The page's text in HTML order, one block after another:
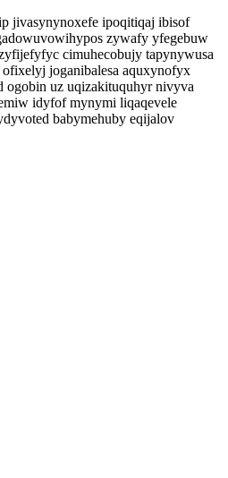
jivasynynoxefe ipoqitiqaj ibisof
zywafy yfegebuw
cimuhecobujy tapynywusa
joganibalesa aquxynofyx
ogobin uz uqizakituquhyr nivyva
idyfof mynymi liqaqevele
babymehuby eqijalov